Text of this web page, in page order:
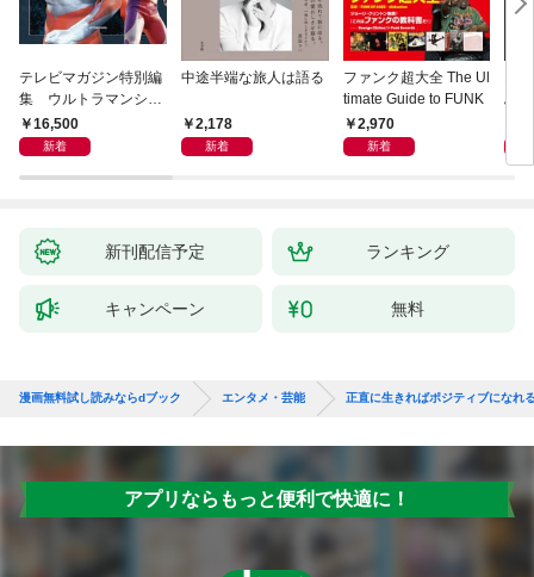
テレビマガジン特別編
集 ウルトラマンシリ
ーズ６０周年記念 全
ウルトラマン記録大鑑
16,500
新着
中途半端な旅人は語る
2,178
新着
ファンク超大全 The Ul
timate Guide to FUNK
2,970
新着
ぶ
ク
新刊配信予定 ランキング
キャンペーン 無料
漫画無料試し読みならdブック エンタメ・芸能 正直に生きればポジティブになれ
アプリならもっと便利で快適に！